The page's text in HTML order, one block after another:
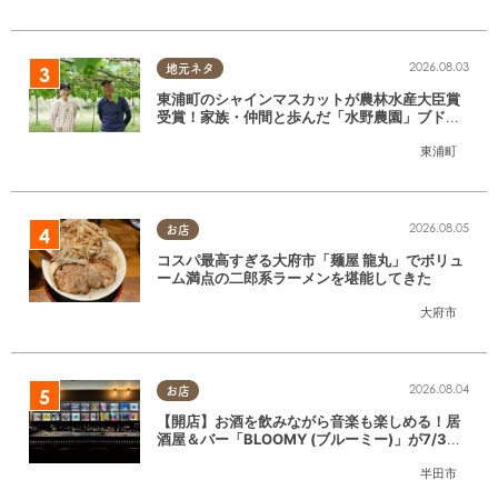
地元ネタ
東浦町
2026.08.03
東浦町のシャインマスカットが農林水産大臣賞
受賞！家族・仲間と歩んだ「水野農園」ブドウ
お店
大府市
2026.08.05
コスパ最高すぎる大府市「麺屋 龍丸」でボリュ
ーム満点の二郎系ラーメンを堪能してきた
お店
半田市
2026.08.04
【開店】お酒を飲みながら音楽も楽しめる！居
酒屋＆バー「BLOOMY (ブルーミー)」が7/3